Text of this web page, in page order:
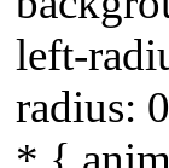
left-
radius: